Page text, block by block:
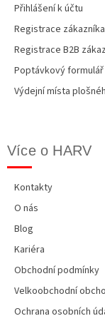
Přihlášení k účtu
Registrace zákazníka
Registrace B2B
Poptávkový formulář
Výdejní místa
Více o HARV
Kontakty
O nás
Blog
Kariéra
Obchodní podmínky
Velkoobchodní
Ochrana osobních